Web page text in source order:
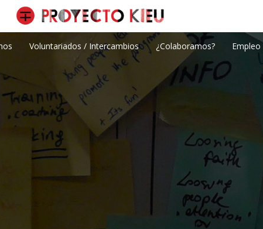
Voluntariados / Intercambios ¿Colaboramos? Empleo